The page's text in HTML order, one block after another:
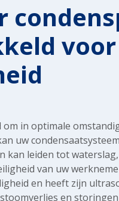
in optimale
uw
leiden tot
van uw
en heeft zijn
en